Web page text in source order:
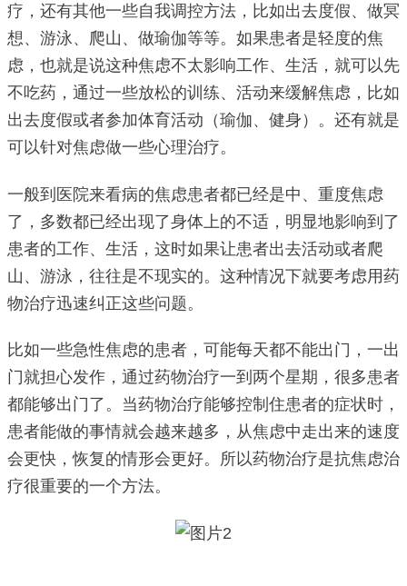
疗，还有其他一些自我调控方法，比如出去度假、做冥
想、游泳、爬山、做瑜伽等等。如果患者是轻度的焦
虑，也就是说这种焦虑不太影响工作、生活，就可以先
不吃药，通过一些放松的训练、活动来缓解焦虑，比如
出去度假或者参加体育活动（瑜伽、健身）。还有就是
可以针对焦虑做一些心理治疗。
一般到医院来看病的焦虑患者都已经是中、重度焦虑
了，多数都已经出现了身体上的不适，明显地影响到了
患者的工作、生活，这时如果让患者出去活动或者爬
山、游泳，往往是不现实的。这种情况下就要考虑用药
物治疗迅速纠正这些问题。
比如一些急性焦虑的患者，可能每天都不能出门，一出
门就担心发作，通过药物治疗一到两个星期，很多患者
都能够出门了。当药物治疗能够控制住患者的症状时，
患者能做的事情就会越来越多，从焦虑中走出来的速度
会更快，恢复的情形会更好。所以药物治疗是抗焦虑治
疗很重要的一个方法。